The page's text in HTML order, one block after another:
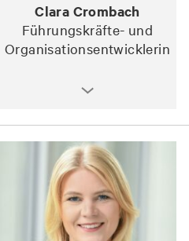
Clara Crombach
Führungskräfte- und
Organisationsentwicklerin